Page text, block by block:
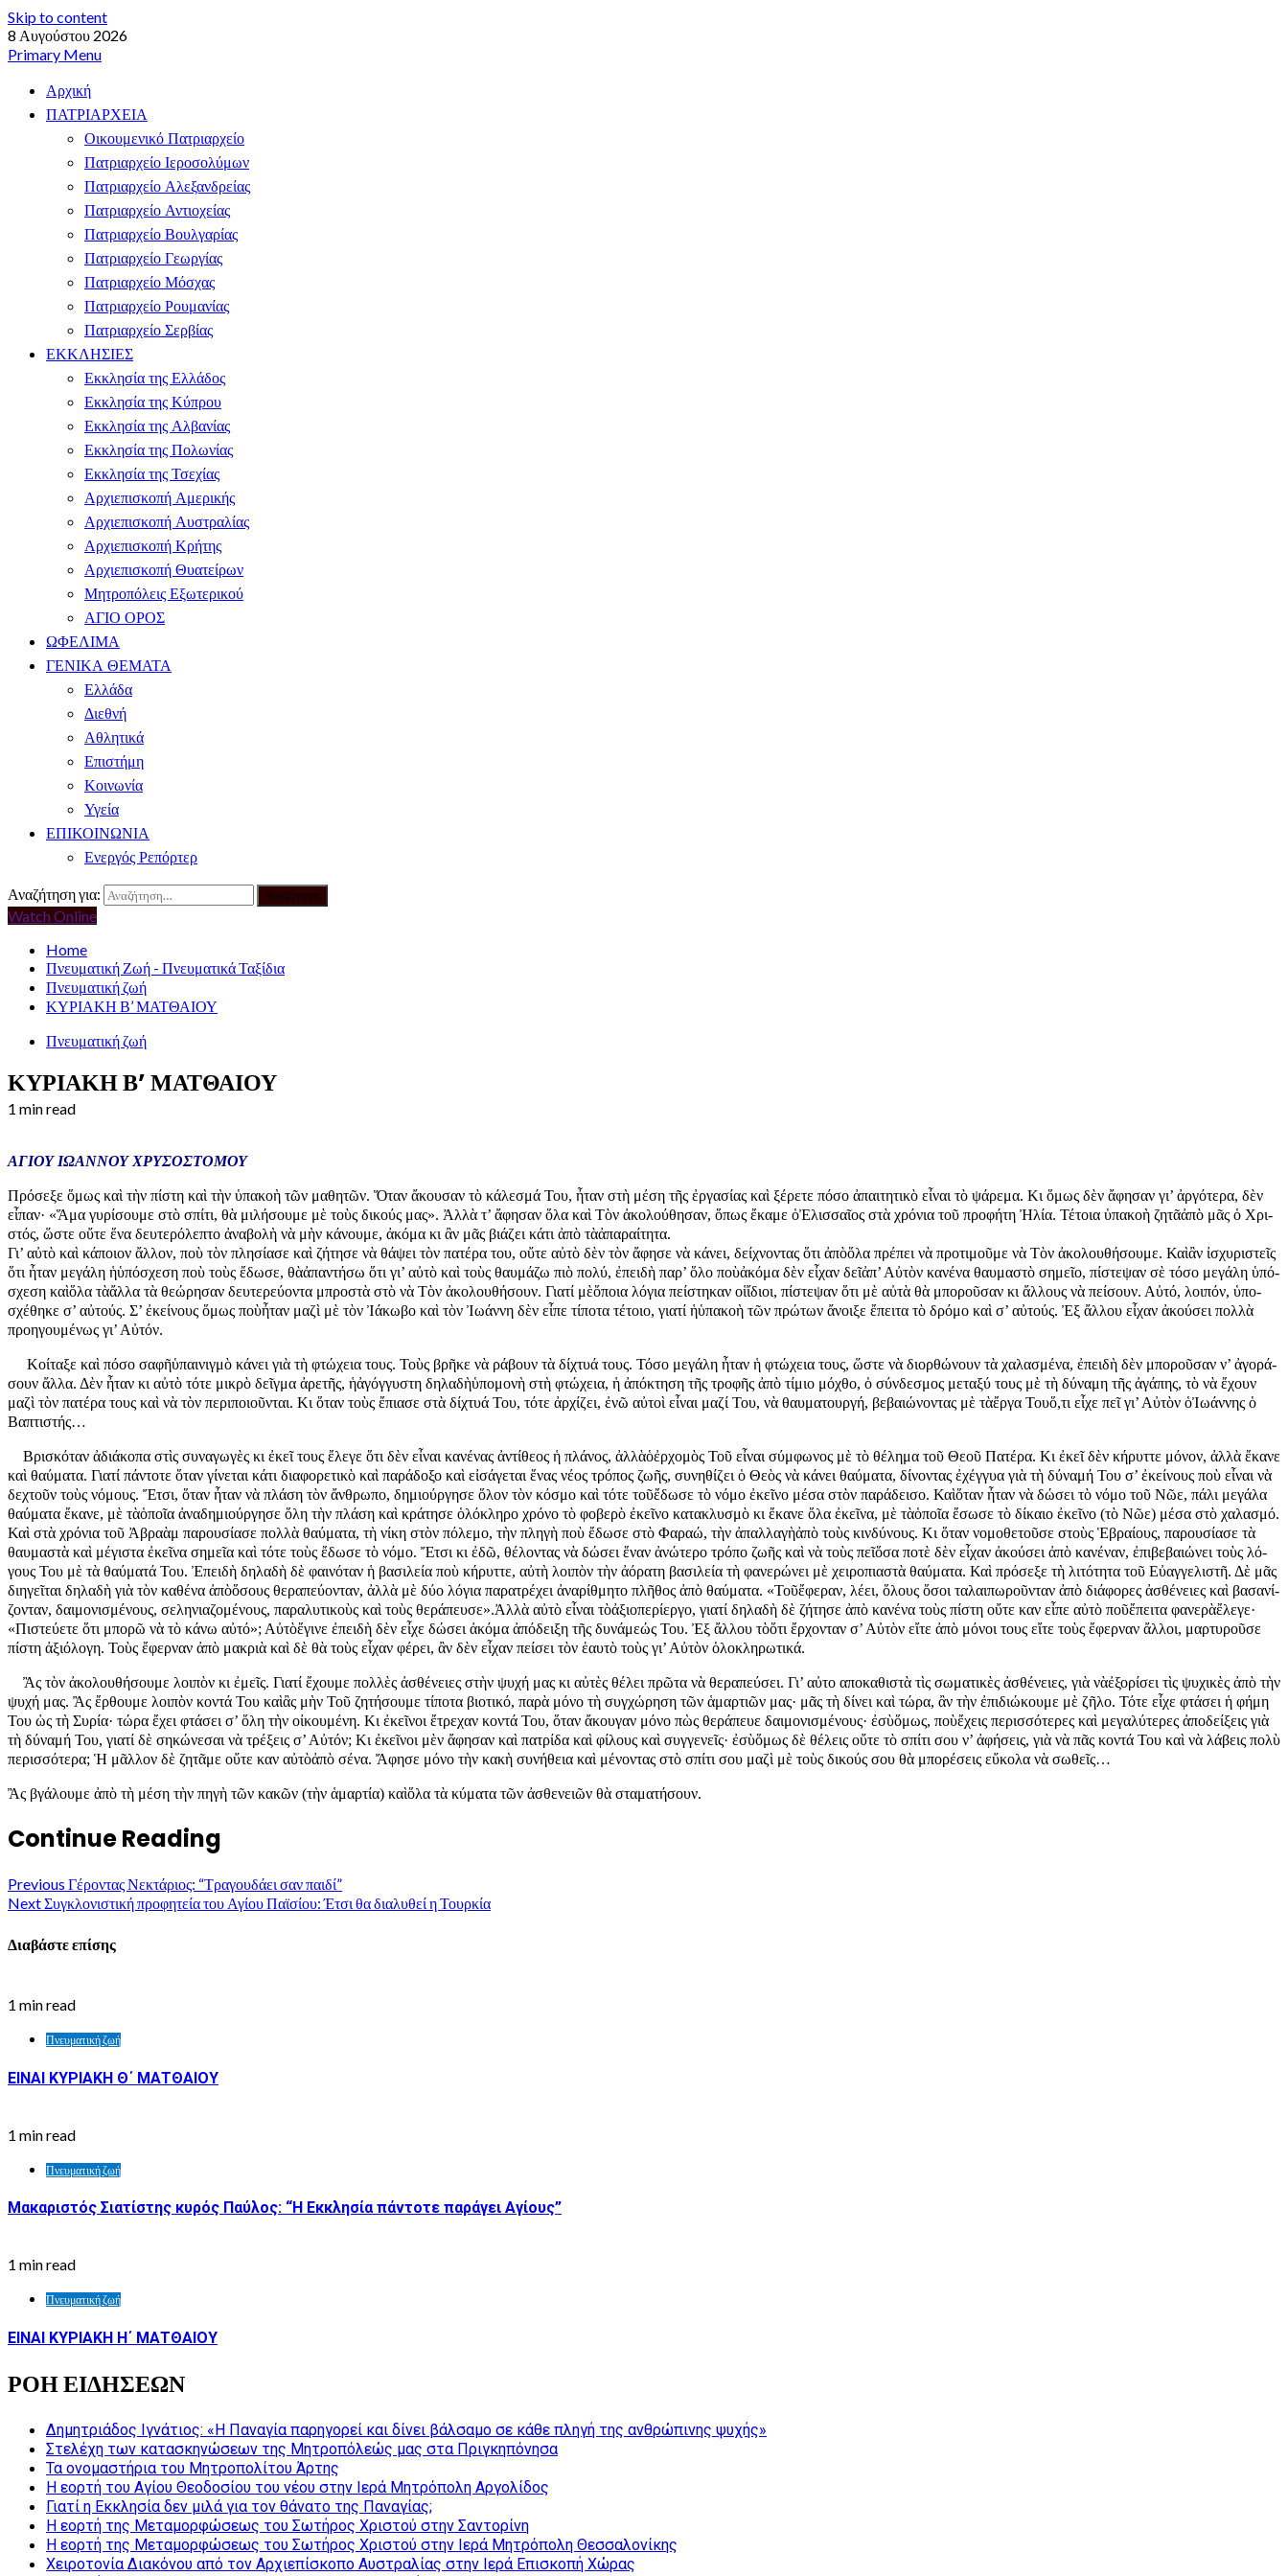
Skip to content
8 Αυγούστου 2026
Primary Menu
Αρχική
ΠΑΤΡΙΑΡΧΕΙΑ
Οικουμενικό Πατριαρχείο
Πατριαρχείο Ιεροσολύμων
Πατριαρχείο Αλεξανδρείας
Πατριαρχείο Αντιοχείας
Πατριαρχείο Βουλγαρίας
Πατριαρχείο Γεωργίας
Πατριαρχείο Μόσχας
Πατριαρχείο Ρουμανίας
Πατριαρχείο Σερβίας
ΕΚΚΛΗΣΙΕΣ
Εκκλησία της Ελλάδος
Εκκλησία της Κύπρου
Εκκλησία της Αλβανίας
Εκκλησία της Πολωνίας
Εκκλησία της Τσεχίας
Αρχιεπισκοπή Αμερικής
Αρχιεπισκοπή Αυστραλίας
Αρχιεπισκοπή Κρήτης
Αρχιεπισκοπή Θυατείρων
Μητροπόλεις Εξωτερικού
ΑΓΙΟ ΟΡΟΣ
ΩΦΕΛΙΜΑ
ΓΕΝΙΚΑ ΘΕΜΑΤΑ
Ελλάδα
Διεθνή
Αθλητικά
Επιστήμη
Κοινωνία
Υγεία
ΕΠΙΚΟΙΝΩΝΙΑ
Ενεργός Ρεπόρτερ
Αναζήτηση για:
Watch Online
Home
Πνευματική Ζωή - Πνευματικά Ταξίδια
Πνευματική ζωή
ΚΥΡΙΑΚΗ Β’ ΜΑΤΘΑΙΟΥ
Πνευματική ζωή
ΚΥΡΙΑΚΗ Β’ ΜΑΤΘΑΙΟΥ
1 min read
ΑΓΙΟΥ ΙΩΑΝΝΟΥ ΧΡΥΣΟΣΤΟΜΟΥ
Πρό­σε­ξε ὅ­μως καὶ τὴν πί­στη καὶ τὴν ὑ­πα­κο­ὴ τῶν μα­θη­τῶν. Ὅ­ταν ἄ­κου­σαν τὸ κά­λε­σμά Του, ἦ­ταν στὴ μέ­ση τῆς ἐρ­γα­σί­ας καὶ ξέ­ρε­τε πό­σο ἀ­παι­τη­τι­κὸ εἶ­ναι τὸ ψά­ρε­μα. Κι ὅ­μως δὲν ἄ­φη­σαν γι’ ἀρ­γό­τε­ρα, δὲν
εἶ­παν· «Ἅ­μα γυ­ρί­σου­με στὸ σπί­τι, θὰ μι­λή­σου­με μὲ τοὺς δι­κούς μας». Ἀλ­λὰ τ’ ἄ­φη­σαν ὅ­λα καὶ Τὸν ἀ­κο­λού­θη­σαν, ὅ­πως ἔ­κα­με ὁἘ­λισ­σαῖ­ος στὰ χρό­νι­α τοῦ προ­φή­τη Ἠ­λί­α. Τέ­τοια ὑ­πα­κο­ὴ ζη­τᾶἀ­πὸ μᾶς ὁ Χρι­
στός, ὥ­στε οὔ­τε ἕ­να δευ­τε­ρό­λε­πτο ἀ­να­βο­λὴ νὰ μὴν κά­νου­με, ἀ­κό­μα κι ἂν μᾶς βι­ά­ζει κά­τι ἀ­πὸ τὰἀ­πα­ραί­τη­τα.
Γι’ αὐ­τὸ καὶ κά­ποιον ἄλ­λον, ποὺ τὸν πλη­σί­α­σε καὶ ζή­τη­σε νὰ θά­ψει τὸν πα­τέ­ρα του, οὔ­τε αὐ­τὸ δὲν τὸν ἄ­φη­σε νὰ κά­νει, δεί­χνον­τας ὅ­τι ἀ­πὸὅ­λα πρέ­πει νὰ προ­τι­μοῦ­με νὰ Τὸν ἀ­κο­λου­θή­σου­με. Καὶἂν ἰ­σχυ­ρι­στεῖς
ὅ­τι ἦ­ταν με­γά­λη ἡὑ­πό­σχε­ση ποὺ τοὺς ἔ­δω­σε, θὰἀ­παν­τή­σω ὅ­τι γι’ αὐ­τὸ καὶ τοὺς θαυ­μά­ζω πι­ὸ πο­λύ, ἐ­πει­δὴ παρ’ ὅ­λο ποὺἀ­κό­μα δὲν εἶ­χαν δεῖἀπ’ Αὐ­τὸν κα­νέ­να θαυ­μα­στὸ ση­μεῖ­ο, πί­στε­ψαν σὲ τό­σο με­γά­λη ὑ­πό­
σχε­ση καὶὅ­λα τὰἄλ­λα τὰ θε­ώ­ρη­σαν δευ­τε­ρεύ­ον­τα μπρο­στὰ στὸ νὰ Τὸν ἀ­κο­λου­θή­σουν. Για­τί μὲὅ­ποια λό­γι­α πεί­στη­καν οἱἴ­διοι, πί­στε­ψαν ὅ­τι μὲ αὐ­τὰ θὰ μπο­ροῦ­σαν κι ἄλ­λους νὰ πεί­σουν. Αὐ­τό, λοι­πόν, ὑ­πο­
σχέ­θη­κε σ’ αὐ­τούς. Σ’ ἐ­κεί­νους ὅ­μως ποὺἦ­ταν μα­ζὶ μὲ τὸν Ἰ­ά­κω­βο καὶ τὸν Ἰ­ω­άν­νη δὲν εἶ­πε τί­πο­τα τέ­τοιο, για­τί ἡὑ­πα­κο­ὴ τῶν πρώ­των ἄ­νοι­ξε ἔ­πει­τα τὸ δρό­μο καὶ σ’ αὐ­τούς. Ἐξ ἄλ­λου εἶ­χαν ἀ­κού­σει πολ­λὰ
προ­η­γου­μέ­νως γι’ Αὐ­τόν.
Κοί­τα­ξε καὶ πό­σο σα­φῆὑ­παι­νιγ­μὸ κά­νει γιὰ τὴ φτώ­χεια τους. Τοὺς βρῆ­κε νὰ ρά­βουν τὰ δί­χτυ­ά τους. Τό­σο με­γά­λη ἦ­ταν ἡ φτώ­χεια τους, ὥ­στε νὰ δι­ορ­θώ­νουν τὰ χα­λα­σμέ­να, ἐ­πει­δὴ δὲν μπο­ροῦ­σαν ν’ ἀ­γο­ρά­
σουν ἄλ­λα. Δὲν ἦ­ταν κι αὐ­τὸ τό­τε μι­κρὸ δεῖγ­μα ἀ­ρε­τῆς, ἡἀ­γόγ­γυ­στη δη­λα­δὴὑ­πο­μο­νὴ στὴ φτώ­χεια, ἡ ἀ­πό­κτη­ση τῆς τρο­φῆς ἀ­πὸ τί­μι­ο μό­χθο, ὁ σύν­δε­σμος με­τα­ξύ τους μὲ τὴ δύ­να­μη τῆς ἀ­γά­πης, τὸ νὰ ἔ­χουν
μα­ζὶ τὸν πα­τέ­ρα τους καὶ νὰ τὸν πε­ρι­ποι­οῦν­ται. Κι ὅ­ταν τοὺς ἔ­πι­α­σε στὰ δί­χτυ­ά Του, τό­τε ἀρ­χί­ζει, ἐ­νῶ αὐ­τοὶ εἶ­ναι μα­ζί Του, νὰ θαυ­μα­τουρ­γή, βε­βαι­ώ­νον­τας μὲ τὰἔρ­γα Τουὅ,­τι εἶ­χε πεῖ γι’ Αὐ­τὸν ὁἸ­ω­άν­νης ὁ
Βα­πτι­στής…
Βρι­σκό­ταν ἀ­δι­ά­κο­πα στὶς συ­να­γω­γὲς κι ἐ­κεῖ τους ἔ­λε­γε ὅ­τι δὲν εἶ­ναι κα­νέ­νας ἀν­τί­θε­ος ἡ πλά­νος, ἀλ­λὰὁἐρ­χο­μὸς Τοῦ εἶ­ναι σύμ­φω­νος μὲ τὸ θέ­λη­μα τοῦ Θε­οῦ Πα­τέ­ρα. Κι ἐ­κεῖ δὲν κή­ρυτ­τε μό­νον, ἀλ­λὰ ἔ­κα­νε
καὶ θαύ­μα­τα. Για­τί πάν­το­τε ὅ­ταν γί­νε­ται κά­τι δι­α­φο­ρε­τι­κὸ καὶ πα­ρά­δο­ξο καὶ εἰ­σά­γε­ται ἕ­νας νέ­ος τρό­πος ζω­ῆς, συ­νη­θί­ζει ὁ Θε­ὸς νὰ κά­νει θαύ­μα­τα, δί­νον­τας ἐ­χέγ­γυ­α γιὰ τὴ δύ­να­μή Του σ’ ἐ­κεί­νους ποὺ εἶ­ναι νὰ
δε­χτοῦν τοὺς νό­μους. Ἔ­τσι, ὅ­ταν ἦ­ταν νὰ πλά­ση τὸν ἄν­θρω­πο, δη­μι­ούρ­γη­σε ὅ­λον τὸν κό­σμο καὶ τό­τε τοῦἔ­δω­σε τὸ νό­μο ἐ­κεῖ­νο μέ­σα στὸν πα­ρά­δει­σο. Καὶὅ­ταν ἦ­ταν νὰ δώ­σει τὸ νό­μο τοῦ Νῶ­ε, πά­λι με­γά­λα
θαύ­μα­τα ἔ­κα­νε, μὲ τὰὁ­ποῖ­α ἀ­να­δη­μι­ούρ­γη­σε ὅ­λη τὴν πλά­ση καὶ κρά­τη­σε ὁ­λό­κλη­ρο χρό­νο τὸ φο­βε­ρὸ ἐ­κεῖ­νο κα­τα­κλυ­σμὸ κι ἔ­κα­νε ὅ­λα ἐ­κεῖ­να, μὲ τὰὁ­ποῖ­α ἔ­σω­σε τὸ δί­και­ο ἐ­κεῖ­νο (τὸ Νῶ­ε) μέ­σα στὸ χα­λα­σμό.
Καὶ στὰ χρό­νι­α τοῦ Ἀ­βρα­ὰμ πα­ρου­σί­α­σε πολ­λὰ θαύ­μα­τα, τὴ νί­κη στὸν πό­λε­μο, τὴν πλη­γὴ ποὺ ἔ­δω­σε στὸ Φα­ρα­ώ, τὴν ἀ­παλ­λα­γὴἀ­πὸ τοὺς κιν­δύ­νους. Κι ὅ­ταν νο­μο­θε­τοῦ­σε στοὺς Ἑ­βραί­ους, πα­ρου­σί­α­σε τὰ
θαυ­μα­στὰ καὶ μέ­γι­στα ἐ­κεῖ­να ση­μεῖ­α καὶ τό­τε τοὺς ἔ­δω­σε τὸ νό­μο. Ἔ­τσι κι ἐ­δῶ, θέ­λον­τας νὰ δώ­σει ἕ­ναν ἀ­νώ­τε­ρο τρό­πο ζω­ῆς καὶ νὰ τοὺς πεῖὅ­σα πο­τὲ δὲν εἶ­χαν ἀ­κού­σει ἀ­πὸ κα­νέ­ναν, ἐ­πι­βε­βαι­ώ­νει τοὺς λό­
γους Του μὲ τὰ θαύ­μα­τά Του. Ἐ­πει­δὴ δη­λα­δὴ δὲ φαι­νό­ταν ἡ βα­σι­λεί­α ποὺ κή­ρυτ­τε, αὐ­τὴ λοι­πὸν τὴν ἀ­ό­ρα­τη βα­σι­λεί­α τὴ φα­νε­ρώ­νει μὲ χει­ρο­πια­στὰ θαύ­μα­τα. Καὶ πρό­σε­ξε τὴ λι­τό­τη­τα τοῦ Εὐ­αγ­γε­λι­στῆ. Δὲ μᾶς
δι­η­γεῖ­ται δη­λα­δὴ γιὰ τὸν κα­θέ­να ἀ­πὸὅ­σους θε­ρα­πεύ­ον­ταν, ἀλ­λὰ μὲ δύ­ο λό­γι­α πα­ρα­τρέ­χει ἀ­να­ρίθ­μη­το πλῆ­θος ἀ­πὸ θαύ­μα­τα. «Τοῦἔ­φε­ραν, λέ­ει, ὅ­λους ὅ­σοι τα­λαι­πω­ροῦν­ταν ἀ­πὸ δι­ά­φο­ρες ἀ­σθέ­νει­ες καὶ βα­σα­νί­
ζον­ταν, δαι­μο­νι­σμέ­νους, σε­λη­νι­α­ζο­μέ­νους, πα­ρα­λυ­τι­κοὺς καὶ τοὺς θε­ρά­πευ­σε».Ἀλ­λὰ αὐ­τὸ εἶ­ναι τὸἀ­ξι­ο­πε­ρί­ερ­γο, για­τί δη­λα­δὴ δὲ ζή­τη­σε ἀ­πὸ κα­νέ­να τοὺς πί­στη οὔ­τε καν εἶ­πε αὐ­τὸ ποῦἔ­πει­τα φα­νε­ρὰἔ­λε­γε·
«Πι­στεύ­ε­τε ὅ­τι μπο­ρῶ νὰ τὸ κά­νω αὐ­τό»; Αὐ­τὸἔ­γι­νε ἐ­πει­δὴ δὲν εἶ­χε δώ­σει ἀ­κό­μα ἀ­πό­δει­ξη τῆς δυ­νά­με­ώς Του. Ἐξ ἄλ­λου τὸὅ­τι ἔρ­χον­ταν σ’ Αὐ­τὸν εἴ­τε ἀ­πὸ μό­νοι τους εἴ­τε τοὺς ἔ­φερ­ναν ἄλ­λοι, μαρ­τυ­ροῦ­σε
πί­στη ἀ­ξι­ό­λο­γη. Τοὺς ἔ­φερ­ναν ἀ­πὸ μα­κρι­ὰ καὶ δὲ θὰ τοὺς εἶ­χαν φέ­ρει, ἂν δὲν εἶ­χαν πεί­σει τὸν ἑ­αυ­τὸ τοὺς γι’ Αὐ­τὸν ὁ­λο­κλη­ρω­τι­κά.
Ἂς τὸν ἀ­κο­λου­θή­σου­με λοι­πὸν κι ἐ­μεῖς. Για­τί ἔ­χου­με πολ­λὲς ἀ­σθέ­νει­ες στὴν ψυ­χή μας κι αὐ­τὲς θέ­λει πρῶ­τα νὰ θε­ρα­πεύ­σει. Γι’ αὐ­το­ ­α­πο­κα­θι­στὰ τὶς σω­μα­τι­κὲς ἀ­σθέ­νει­ες, γιὰ νὰἐ­ξο­ρί­σει τὶς ψυ­χι­κὲς ἀ­πὸ τὴν
ψυ­χή μας. Ἂς ἔρ­θου­με λοι­πὸν κον­τά Του καὶἂς μὴν Τοῦ ζη­τή­σου­με τί­πο­τα βι­ο­τι­κό, πα­ρὰ μό­νο τὴ συγ­χώ­ρη­ση τῶν ἁ­μαρ­τι­ῶν μας· μᾶς τὴ δί­νει καὶ τώ­ρα, ἂν τὴν ἐ­πι­δι­ώ­κου­με μὲ ζῆ­λο. Τό­τε εἶ­χε φτά­σει ἡ φή­μη
Του ὡς τὴ Συ­ρί­α· τώ­ρα ἔ­χει φτά­σει σ’ ὅ­λη τὴν οἰ­κου­μέ­νη. Κι ἐ­κεῖ­νοι ἔ­τρε­χαν κον­τά Του, ὅ­ταν ἄ­κου­γαν μό­νο πὼς θε­ρά­πευ­ε δαι­μο­νι­σμέ­νους· ἐ­σὺὅ­μως, ποὺἔ­χεις πε­ρισ­σό­τε­ρες καὶ με­γα­λύ­τε­ρες ἀ­πο­δεί­ξεις γιὰ
τὴ δύ­να­μή Του, για­τί δὲ ση­κώ­νε­σαι νὰ τρέ­ξεις σ’ Αὐ­τόν; Κι ἐ­κεῖ­νοι μὲν ἄ­φη­σαν καὶ πα­τρί­δα καὶ φί­λους καὶ συγ­γε­νεῖς· ἐ­σὺὅ­μως δὲ θέ­λεις οὔ­τε τὸ σπί­τι σου ν’ ἀ­φή­σεις, γιὰ νὰ πᾶς κον­τά Του καὶ νὰ λά­βεις πο­λὺ
πε­ρισ­σό­τε­ρα; Ἡ μᾶλ­λον δὲ ζη­τᾶ­με οὔ­τε καν αὐ­τὸἀ­πὸ σέ­να. Ἄ­φη­σε μό­νο τὴν κα­κὴ συ­νή­θει­α καὶ μέ­νον­τας στὸ σπί­τι σου μα­ζὶ μὲ τοὺς δι­κούς σου θὰ μπο­ρέ­σεις εὔ­κο­λα νὰ σω­θεῖς…
Ἂς βγά­λου­με ἀ­πὸ τὴ μέ­ση τὴν πη­γὴ τῶν κα­κῶν (τὴν ἁ­μαρ­τί­α) καὶὅ­λα τὰ κύ­μα­τα τῶν ἀ­σθε­νει­ῶν θὰ στα­μα­τή­σουν.
Continue Reading
Previous Γέροντας Νεκτάριος: “Τραγουδάει σαν παιδί”
NextΣυγκλονιστική προφητεία του Αγίου Παϊσίου: Έτσι θα διαλυθεί η Τουρκία
Διαβάστε επίσης
1 min read
Πνευματική ζωή
ΕΙΝΑΙ ΚΥΡΙΑΚΗ Θ΄ ΜΑΤΘΑΙΟΥ
1 min read
Πνευματική ζωή
Μακαριστός Σιατίστης κυρός Παύλος: “Η Εκκλησία πάντοτε παράγει Αγίους”
1 min read
Πνευματική ζωή
ΕΙΝΑΙ ΚΥΡΙΑΚΗ Η΄ ΜΑΤΘΑΙΟΥ
ΡΟΗ ΕΙΔΗΣΕΩΝ
Δημητριάδος Ιγνάτιος: «Η Παναγία παρηγορεί και δίνει βάλσαμο σε κάθε πληγή της ανθρώπινης ψυχής»
Στελέχη των κατασκηνώσεων της Μητροπόλεώς μας στα Πριγκηπόνησα
Τα ονομαστήρια του Μητροπολίτου Άρτης
Η εορτή του Αγίου Θεοδοσίου του νέου στην Ιερά Μητρόπολη Αργολίδος
Γιατί η Εκκλησία δεν μιλά για τον θάνατο της Παναγίας;
Η εορτή της Μεταμορφώσεως του Σωτήρος Χριστού στην Σαντορίνη
Η εορτή της Μεταμορφώσεως του Σωτήρος Χριστού στην Ιερά Μητρόπολη Θεσσαλονίκης
Χειροτονία Διακόνου από τον Αρχιεπίσκοπο Αυστραλίας στην Ιερά Επισκοπή Χώρας